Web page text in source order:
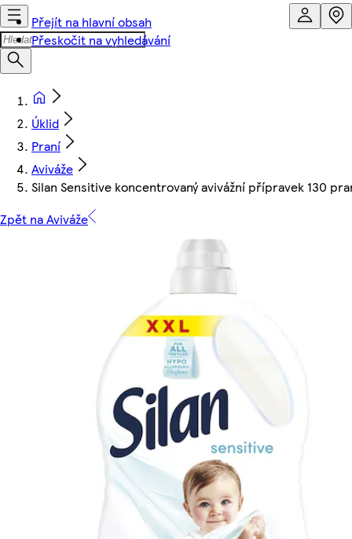
Přejít na hlavní obsah
Přeskočit na vyhledávání
Úklid
Praní
Aviváže
Silan Sensitive koncentrovaný avivážní přípravek 130
Zpět na Aviváže